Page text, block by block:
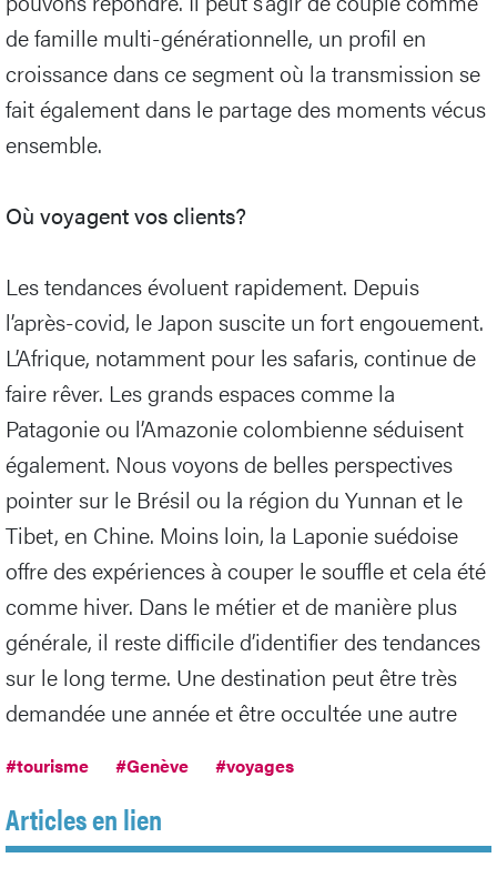
de famille multi-générationnelle, un profil en
croissance dans ce segment où la transmission se
fait également dans le partage des moments vécus
ensemble.
Où voyagent vos clients?
Les tendances évoluent rapidement. Depuis
l’après-covid, le Japon suscite un fort engouement.
L’Afrique, notamment pour les safaris, continue de
faire rêver. Les grands espaces comme la
Patagonie ou l’Amazonie colombienne séduisent
également. Nous voyons de belles perspectives
pointer sur le Brésil ou la région du Yunnan et le
Tibet, en Chine. Moins loin, la Laponie suédoise
offre des expériences à couper le souffle et cela été
comme hiver. Dans le métier et de manière plus
générale, il reste difficile d’identifier des tendances
sur le long terme. Une destination peut être très
demandée une année et être occultée une autre
#tourisme #Genève #voyages
Articles en lien